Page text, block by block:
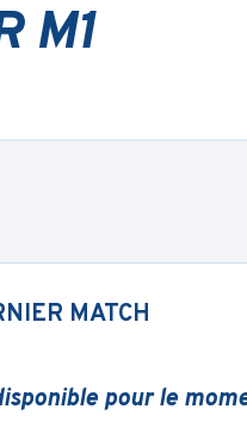
M1
MATCH
pour le